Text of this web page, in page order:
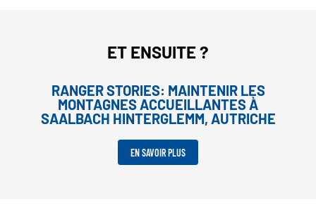
ET ENSUITE ?
RANGER STORIES: MAINTENIR LES
MONTAGNES ACCUEILLANTES À
SAALBACH HINTERGLEMM, AUTRICHE
EN SAVOIR PLUS